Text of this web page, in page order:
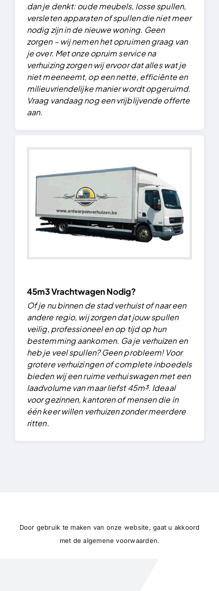
dan je denkt: oude meubels, losse spullen,
versleten apparaten of spullen die niet meer
nodig zijn in de nieuwe woning. Geen
zorgen – wij nemen het opruimen graag van
je over. Met onze opruim service na
verhuizing zorgen wij ervoor dat alles wat je
niet meeneemt, op een nette, efficiënte en
milieuvriendelijke manier wordt opgeruimd.
Vraag vandaag nog een vrijblijvende offerte
aan.
45m3 Vrachtwagen Nodig?
Of je nu binnen de stad verhuist of naar een
andere regio, wij zorgen dat jouw spullen
veilig, professioneel en op tijd op hun
bestemming aankomen. Ga je verhuizen en
heb je veel spullen? Geen probleem! Voor
grotere verhuizingen of complete inboedels
bieden wij een ruime verhuiswagen met een
laadvolume van maar liefst 45m³. Ideaal
voor gezinnen, kantoren of mensen die in
één keer willen verhuizen zonder meerdere
ritten.
Door gebruik te maken van onze website, gaat u akkoord
met dealgemene voorwaarden.
Lees ook